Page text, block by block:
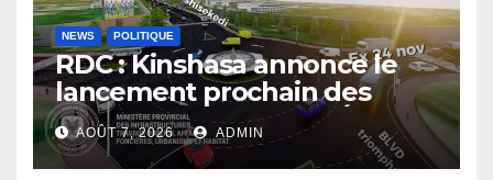
NEWS POLITIQUE
RDC : Kinshasa annonce le
lancement prochain des
travaux du boulevard Étienne
Tshisekedi
AOÛT 7, 2026 ADMIN